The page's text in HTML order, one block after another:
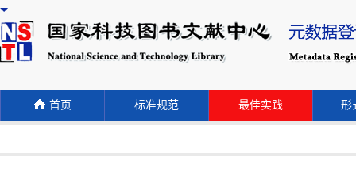
首页 标准规范 最佳实践 形